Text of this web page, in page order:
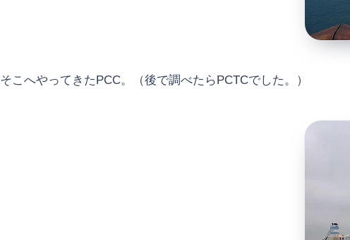
そこへやってきたPCC。（後で調べたらPCTCでした。）